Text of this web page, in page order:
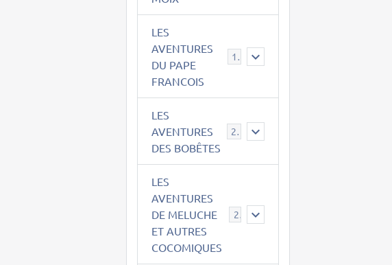
LES
AVENTURES
DU PAPE
FRANCOIS
15
LES
AVENTURES
DES BOBÊTES
23
LES
AVENTURES
DE MELUCHE
ET AUTRES
COCOMIQUES
22